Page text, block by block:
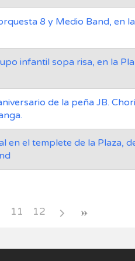
8 y Medio Band, en
infantil sopa risa, en la
de la peña JB.
en el templete de la Plaza,
11 12